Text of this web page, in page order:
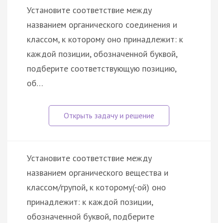
Установите соответствие между
названием органического соединения и
классом, к которому оно принадлежит: к
каждой позиции, обозначенной буквой,
подберите соответствующую позицию,
об…
Установите соответствие между
названием органического вещества и
классом/групой, к которому(-ой) оно
принадлежит: к каждой позиции,
обозначенной буквой, подберите